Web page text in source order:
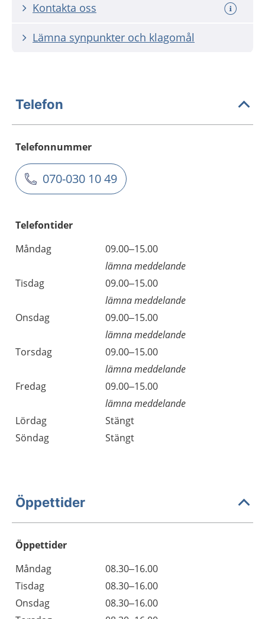
Kontakta oss
Lämna synpunkter och klagomål
Telefon
Telefonnummer
070-030 10 49
Telefontider
Måndag
09.00–15.00
lämna meddelande
Tisdag
09.00–15.00
lämna meddelande
Onsdag
09.00–15.00
lämna meddelande
Torsdag
09.00–15.00
lämna meddelande
Fredag
09.00–15.00
lämna meddelande
Lördag
Stängt
Söndag
Stängt
Öppettider
Öppettider
Dag
Öppettider
Kommentarer
Måndag
08.30–16.00
Tisdag
08.30–16.00
Onsdag
08.30–16.00